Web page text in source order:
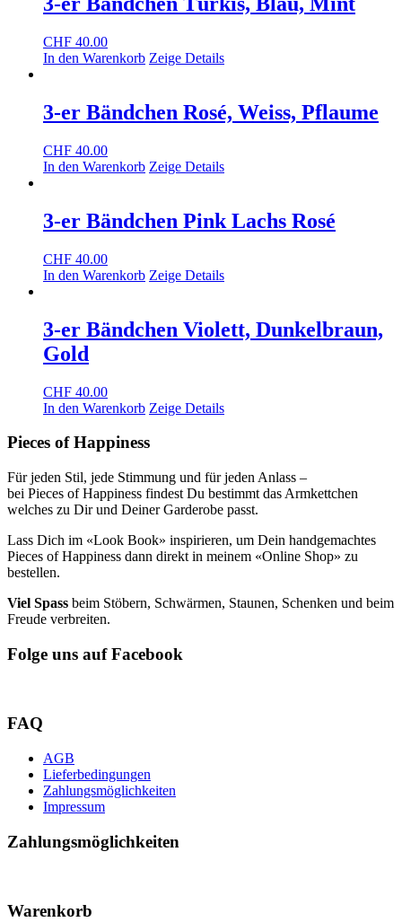
CHF 40.00
In den Warenkorb Zeige Details
3-er Bändchen Rosé, Weiss, Pflaume
CHF 40.00
In den Warenkorb Zeige Details
3-er Bändchen Pink Lachs Rosé
CHF 40.00
In den Warenkorb Zeige Details
3-er Bändchen Violett, Dunkelbraun,
Gold
CHF 40.00
In den Warenkorb Zeige Details
Pieces of Happiness
Für jeden Stil, jede Stimmung und für jeden Anlass –
bei Pieces of Happiness findest Du bestimmt das Armkettchen
welches zu Dir und Deiner Garderobe passt.
Lass Dich im «Look Book» inspirieren, um Dein handgemachtes
Pieces of Happiness dann direkt in meinem «Online Shop» zu
bestellen.
Viel Spass beim Stöbern, Schwärmen, Staunen, Schenken und beim
Freude verbreiten.
Folge uns auf Facebook
FAQ
AGB
Lieferbedingungen
Zahlungsmöglichkeiten
Impressum
Zahlungsmöglichkeiten
Warenkorb